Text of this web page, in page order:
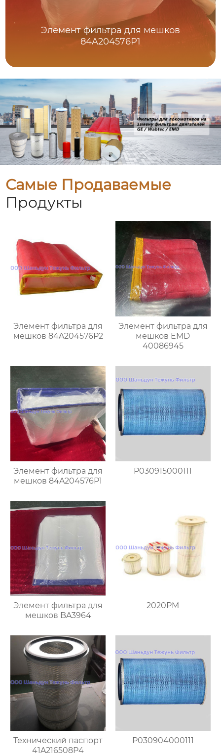
Элемент фильтра для мешков
84A204576P1
Самые Продаваемые
Продукты
Элемент фильтра для
мешков 84A204576P2
Элемент фильтра для
мешков EMD
40086945
Элемент фильтра для
мешков 84A204576P1
P030915000111
Элемент фильтра для
мешков BA3964
2020PM
Технический паспорт
41A216508P4
P030904000111